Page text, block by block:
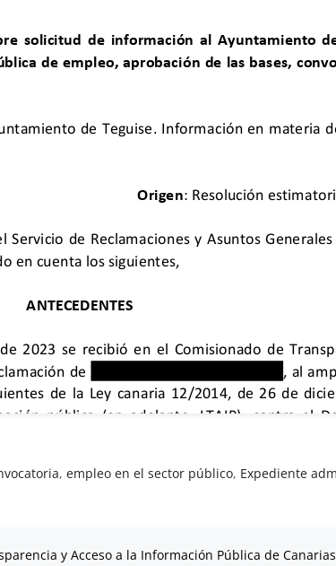
,empleo en el sector público, Expediente
y Acceso a la Información Pública de Canarias